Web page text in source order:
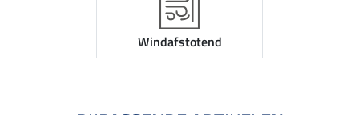
Windafstotend